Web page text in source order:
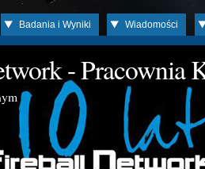
Badania i Wyniki Wiadomości
- Pracownia